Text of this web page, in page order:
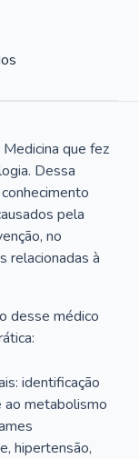
que fez
Dessa
pela
no
relacionadas à
desse médico
identificação
ao metabolismo
hipertensão,